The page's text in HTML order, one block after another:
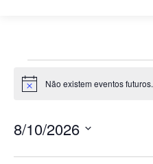
Aviso Não existem eventos futuros.
8/10/2026